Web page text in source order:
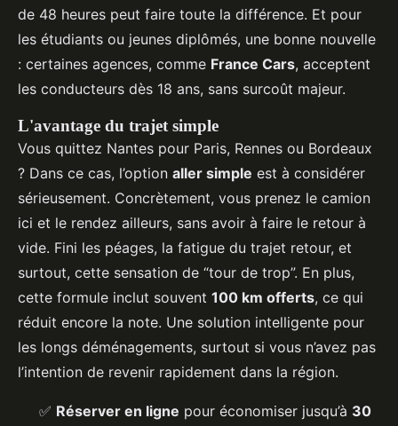
de 48 heures peut faire toute la différence. Et pour
les étudiants ou jeunes diplômés, une bonne nouvelle
: certaines agences, comme France Cars, acceptent
les conducteurs dès 18 ans, sans surcoût majeur.
L'avantage du trajet simple
Vous quittez Nantes pour Paris, Rennes ou Bordeaux
? Dans ce cas, l’option aller simple est à considérer
sérieusement. Concrètement, vous prenez le camion
ici et le rendez ailleurs, sans avoir à faire le retour à
vide. Fini les péages, la fatigue du trajet retour, et
surtout, cette sensation de “tour de trop”. En plus,
cette formule inclut souvent 100 km offerts, ce qui
réduit encore la note. Une solution intelligente pour
les longs déménagements, surtout si vous n’avez pas
l’intention de revenir rapidement dans la région.
✅ Réserver en ligne pour économiser jusqu’à 30